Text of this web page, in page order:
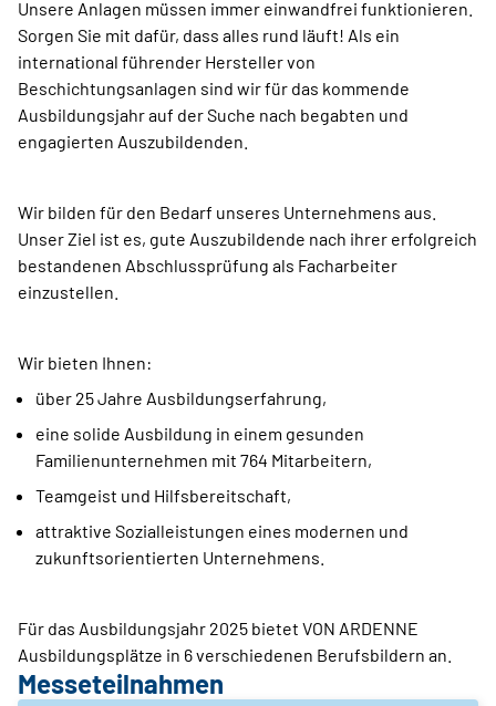
Unsere Anlagen müssen immer einwandfrei funktionieren.
Sorgen Sie mit dafür, dass alles rund läuft! Als ein
international führender Hersteller von
Beschichtungsanlagen sind wir für das kommende
Ausbildungsjahr auf der Suche nach begabten und
engagierten Auszubildenden.
Wir bilden für den Bedarf unseres Unternehmens aus.
Unser Ziel ist es, gute Auszubildende nach ihrer erfolgreich
bestandenen Abschlussprüfung als Facharbeiter
einzustellen.
Wir bieten Ihnen:
über 25 Jahre Ausbildungserfahrung,
eine solide Ausbildung in einem gesunden
Familienunternehmen mit 764 Mitarbeitern,
Teamgeist und Hilfsbereitschaft,
attraktive Sozialleistungen eines modernen und
zukunftsorientierten Unternehmens.
Für das Ausbildungsjahr 2025 bietet VON ARDENNE
Ausbildungsplätze in 6 verschiedenen Berufsbildern an.
Messeteilnahmen